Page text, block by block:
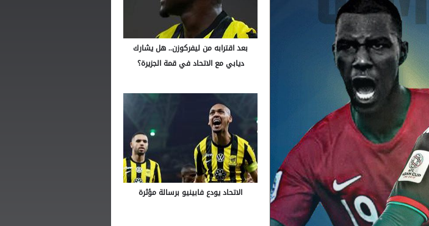
بعد اقترابه من ليفركوزن.. هل يشارك
ديابي مع الاتحاد في قمة الجزيرة؟
الاتحاد يودع فابينيو برسالة مؤثرة